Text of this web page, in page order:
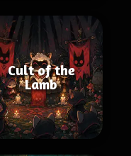
Cult of the
Lamb